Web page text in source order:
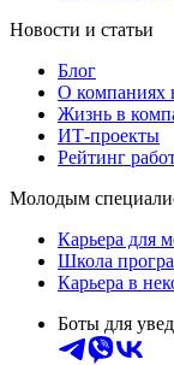
Новости и статьи
Блог
О компаниях
Жизнь в
ИТ-проекты
Рейтинг
Молодым
Карьера для
Школа
Карьера в
Боты для